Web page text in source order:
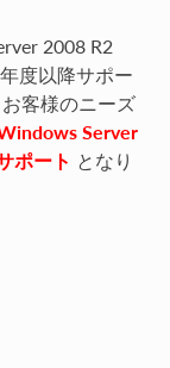
2008 R2
度以降サポー
客様のニーズ
Server
ポート となり